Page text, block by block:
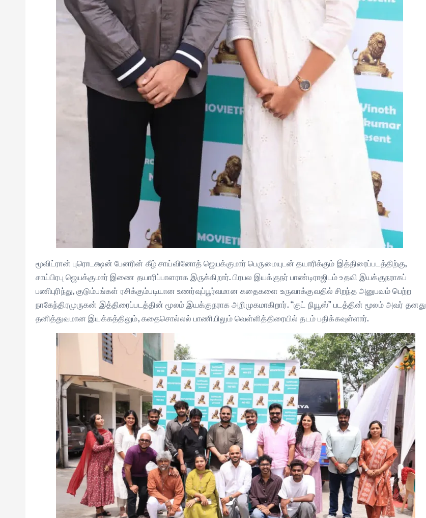
மூவிட்ரான் புரொடக்ஷன் பேனரின் கீழ் சாய்வினோத் ஜெயக்குமார் பெருமையுடன் தயாரிக்கும் இத்திரைப்படத்திற்கு,
சாய்பிரபு ஜெயக்குமார் இணை தயாரிப்பாளராக இருக்கிறார். பிரபல இயக்குநர் பாண்டிராஜிடம் உதவி இயக்குநராகப்
பணிபுரிந்து, குடும்பங்கள் ரசிக்கும்படியான உணர்வுப்பூர்வமான கதைகளை உருவாக்குவதில் சிறந்த அனுபவம் பெற்ற
நாகேந்திரமுருகன் இத்திரைப்படத்தின் மூலம் இயக்குநராக அறிமுகமாகிறார். “குட் நியூஸ்” படத்தின் மூலம் அவர் தனது
தனித்துவமான இயக்கத்திலும், கதைசொல்லல் பாணியிலும் வெள்ளித்திரையில் தடம் பதிக்கவுள்ளார்.